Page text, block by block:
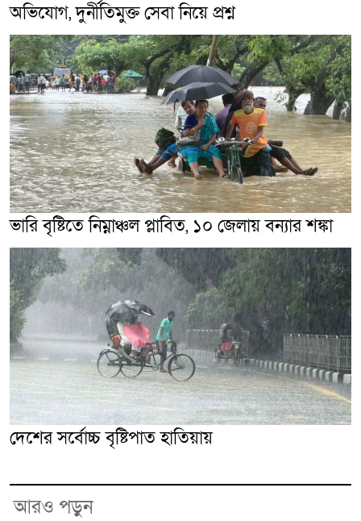
অভিযোগ, দুর্নীতিমুক্ত সেবা নিয়ে প্রশ্ন
ভারি বৃষ্টিতে নিম্নাঞ্চল প্লাবিত, ১০ জেলায় বন্যার শঙ্কা
দেশের সর্বোচ্চ বৃষ্টিপাত হাতিয়ায়
আরও পড়ুন